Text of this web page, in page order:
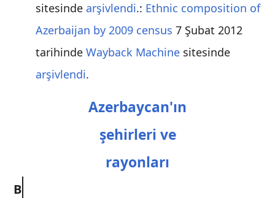
sitesinde arşivlendi.: Ethnic composition of
Azerbaijan by 2009 census 7 Şubat 2012
tarihinde Wayback Machinesitesinde
arşivlendi.
Azerbaycan'ın
şehirleri ve
rayonları
B